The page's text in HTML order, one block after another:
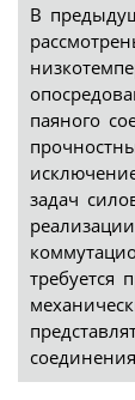
В
паяного
задач
требуется